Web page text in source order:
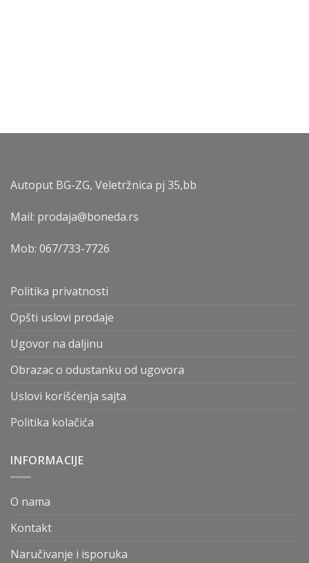
Autoput BG-ZG, Veletržnica pj 35,bb
Mail: prodaja@boneda.rs
Mob: 067/733-7726
Politika privatnosti
Opšti uslovi prodaje
Ugovor na daljinu
Obrazac o odustanku od ugovora
Uslovi korišćenja sajta
Politika kolačića
INFORMACIJE
O nama
Kontakt
Naručivanje i isporuka